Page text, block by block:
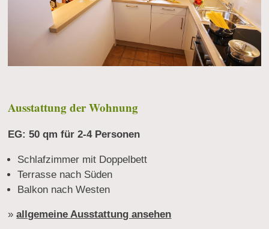
Ausstattung der Wohnung
EG: 50 qm für 2-4 Personen
Schlafzimmer mit Doppelbett
Terrasse nach Süden
Balkon nach Westen
»allgemeine Ausstattung ansehen